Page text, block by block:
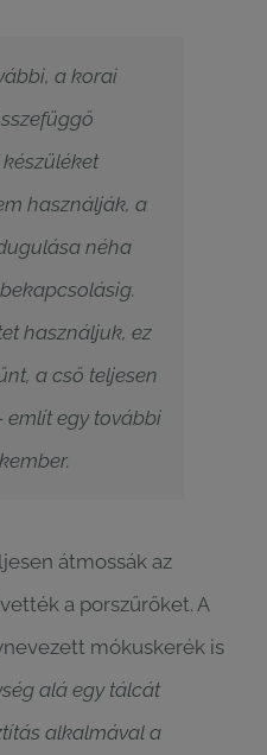
a korai
használják, a
néha
használjuk, ez
a cső teljesen
említ egy további
átmossák az
a porszűrőket. A
mókuskerék is
alá egy tálcát
alkalmával a